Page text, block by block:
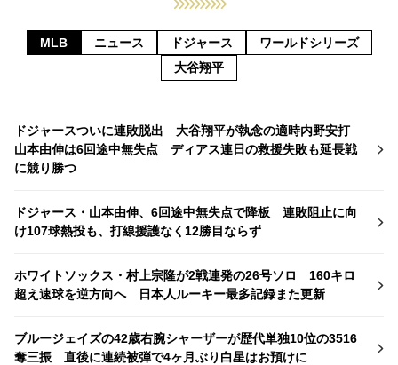
MLB ニュース ドジャース
ワールドシリーズ
大谷翔平
ドジャースついに連敗脱出 大谷翔平が執念の適時内野安打
山本由伸は6回途中無失点 ディアス連日の救援失敗も延長戦
に競り勝つ
ドジャース・山本由伸、6回途中無失点で降板 連敗阻止に向
け107球熱投も、打線援護なく12勝目ならず
ホワイトソックス・村上宗隆が2戦連発の26号ソロ 160キロ
超え速球を逆方向へ 日本人ルーキー最多記録また更新
ブルージェイズの42歳右腕シャーザーが歴代単独10位の3516
奪三振 直後に連続被弾で4ヶ月ぶり白星はお預けに